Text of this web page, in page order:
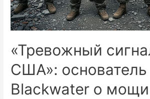
«Тревожный
США»: основатель
Blackwater о